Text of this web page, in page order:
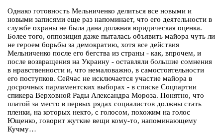
Однако готовность Мельниченко делиться все новыми и
новыми записями еще раз напоминает, что его деятельности в
службе охраны не была дана должная юридическая оценка.
Более того, оппозиция даже пыталась объявить майора чуть ли
не героем борьбы за демократию, хотя все действия
Мельниченко после его бегства из страны - как, впрочем, и
после возвращения на Украину - оставляли большие сомнения
в нравственности и, что немаловажно, в самостоятельности
его поступков. Сейчас не исключается участие майора в
досрочных парламентских выборах - в списке Соцпартии
спикера Верховной Рады Александра Мороза. Понятно, что
платой за место в первых рядах социалистов должны стать
пленки, на которых некто, с голосом, похожим на голос
Ющенко, говорит жуткие вещи кому-то, напоминающему
Кучму…